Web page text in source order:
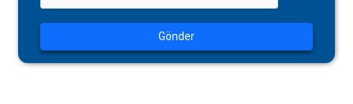
Gönder